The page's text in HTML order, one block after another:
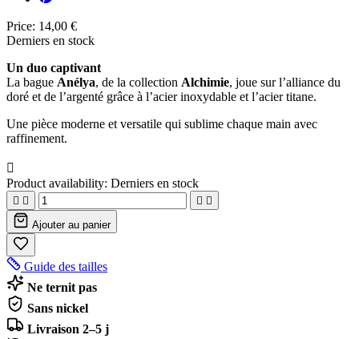
Price: 14,00 €
Derniers en stock
Un duo captivant
La bague Anélya, de la collection Alchimie, joue sur l’alliance du
doré et de l’argenté grâce à l’acier inoxydable et l’acier titane.
Une pièce moderne et versatile qui sublime chaque main avec
raffinement.

Product availability: Derniers en stock
   
Ajouter au panier
Guide des tailles
Ne ternit pas
Sans nickel
Livraison 2–5 j